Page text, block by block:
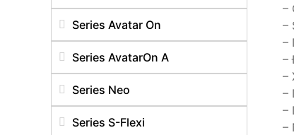
Series Avatar On
Series AvatarOn A
Series Neo
Series S-Flexi
–
–
–
–
–
–
–
–